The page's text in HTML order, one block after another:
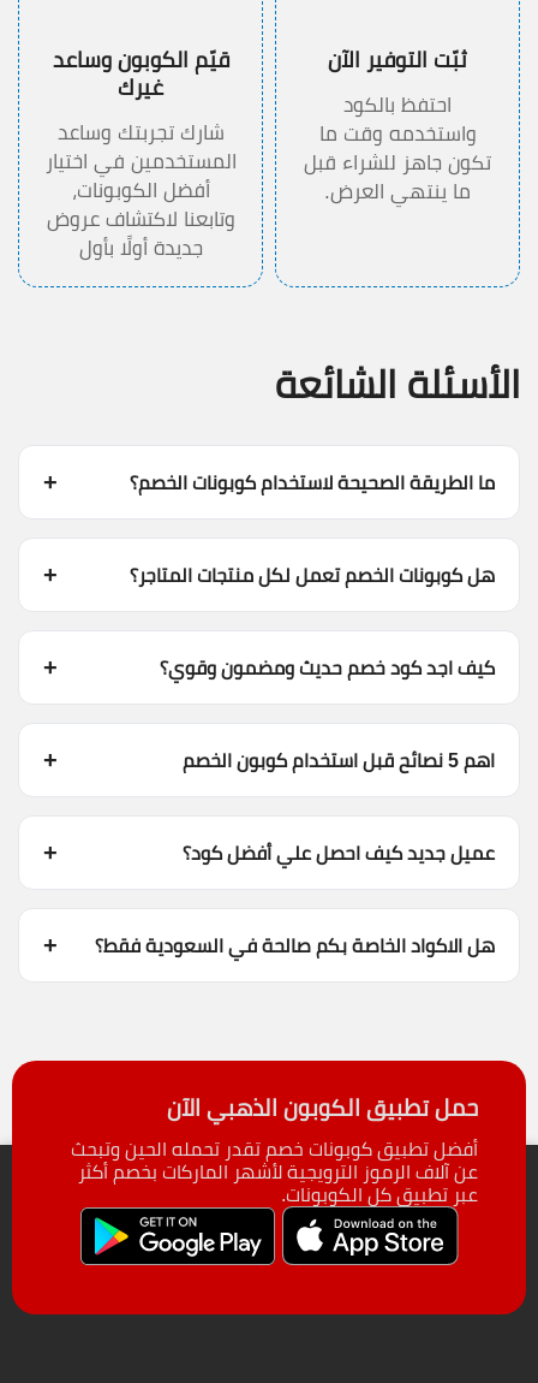
ثبّت التوفير الآن
احتفظ بالكود
واستخدمه وقت ما
تكون جاهز للشراء قبل
ما ينتهي العرض.
قيّم الكوبون وساعد
غيرك
شارك تجربتك وساعد
المستخدمين في اختيار
أفضل الكوبونات،
وتابعنا لاكتشاف عروض
جديدة أولًا بأول
الأسئلة الشائعة
ما الطريقة الصحيحة لاستخدام كوبونات الخصم؟
هل كوبونات الخصم تعمل لكل منتجات المتاجر؟
كيف اجد كود خصم حديث ومضمون وقوي؟
اهم 5 نصائح قبل استخدام كوبون الخصم
عميل جديد كيف احصل علي أفضل كود؟
هل الاكواد الخاصة بكم صالحة في السعودية فقط؟
حمل تطبيق الكوبون الذهبي الآن
أفضل تطبيق كوبونات خصم تقدر تحمله الحين وتبحث
عن آلاف الرموز الترويجية لأشهر الماركات بخصم أكثر
عبر تطبيق كل الكوبونات.